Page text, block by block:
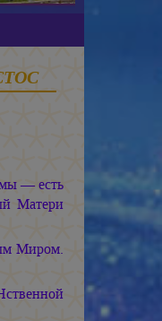
— есть
Матери
Миром.